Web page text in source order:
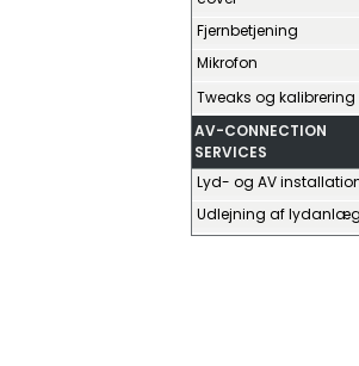
Fjernbetjening
Mikrofon
Tweaks og kalibrering
AV-CONNECTION
SERVICES
Lyd- og AV
Udlejning af lydanlæg